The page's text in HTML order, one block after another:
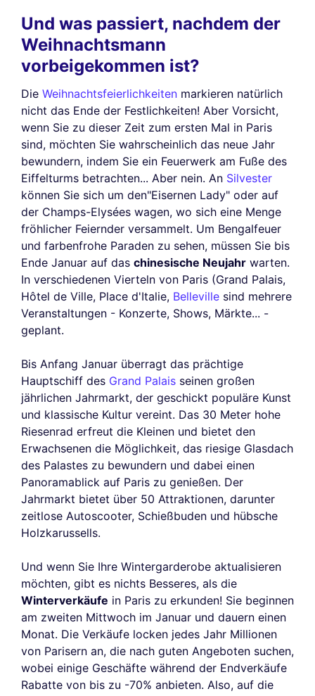
Und was passiert, nachdem der
Weihnachtsmann
vorbeigekommen ist?
Die Weihnachtsfeierlichkeiten markieren natürlich
nicht das Ende der Festlichkeiten! Aber Vorsicht,
wenn Sie zu dieser Zeit zum ersten Mal in Paris
sind, möchten Sie wahrscheinlich das neue Jahr
bewundern, indem Sie ein Feuerwerk am Fuße des
Eiffelturms betrachten... Aber nein. An Silvester
können Sie sich um den"Eisernen Lady" oder auf
der Champs-Elysées wagen, wo sich eine Menge
fröhlicher Feiernder versammelt. Um Bengalfeuer
und farbenfrohe Paraden zu sehen, müssen Sie bis
Ende Januar auf das chinesische Neujahr warten.
In verschiedenen Vierteln von Paris (Grand Palais,
Hôtel de Ville, Place d'Italie, Belleville sind mehrere
Veranstaltungen - Konzerte, Shows, Märkte... -
geplant.
Bis Anfang Januar überragt das prächtige
Hauptschiff des Grand Palais seinen großen
jährlichen Jahrmarkt, der geschickt populäre Kunst
und klassische Kultur vereint. Das 30 Meter hohe
Riesenrad erfreut die Kleinen und bietet den
Erwachsenen die Möglichkeit, das riesige Glasdach
des Palastes zu bewundern und dabei einen
Panoramablick auf Paris zu genießen. Der
Jahrmarkt bietet über 50 Attraktionen, darunter
zeitlose Autoscooter, Schießbuden und hübsche
Holzkarussells.
Und wenn Sie Ihre Wintergarderobe aktualisieren
möchten, gibt es nichts Besseres, als die
Winterverkäufe in Paris zu erkunden! Sie beginnen
am zweiten Mittwoch im Januar und dauern einen
Monat. Die Verkäufe locken jedes Jahr Millionen
von Parisern an, die nach guten Angeboten suchen,
wobei einige Geschäfte während der Endverkäufe
Rabatte von bis zu -70% anbieten. Also, auf die